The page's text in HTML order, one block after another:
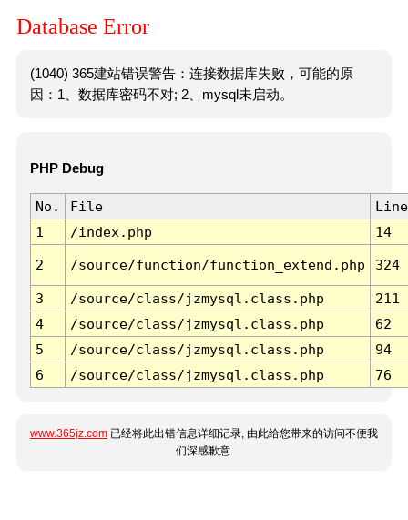
Database Error
(1040) 365建站错误警告：连接数据库失败，可能的原
因：1、数据库密码不对; 2、mysql未启动。
PHP Debug
No. File
Line
1
/index.php 14
2 /source/function/function_extend.php 324
3 /source/class/jzmysql.class.php
211
4
/source/class/jzmysql.class.php
62
5
/source/class/jzmysql.class.php
94
6
/source/class/jzmysql.class.php 76
www.365jz.com 已经将此出错信息详细记录, 由此给您带来的访问不便我
们深感歉意.